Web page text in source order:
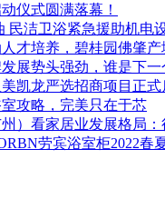
仪式圆满落幕！
民洁卫浴紧急援助机电
才培养，碧桂园佛肇
展势头强劲，谁是下一
凯龙严选招商项目正式
攻略，完美只在于芯
）看家居业发展格局
劳宾浴室柜2022春